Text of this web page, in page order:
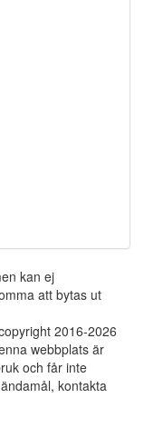
kan ej
att bytas ut
2016-2026
webbplats är
och får inte
kontakta